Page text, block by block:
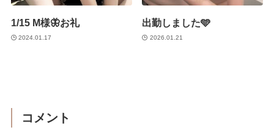
1/15 M様🦋お礼
2024.01.17
出勤しました🩵
2026.01.21
コメント